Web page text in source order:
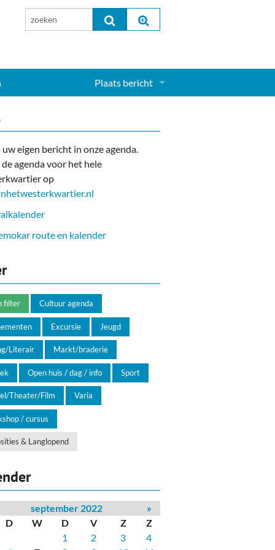
Plaats bericht
uw eigen bericht in onze agenda.
agenda voor het hele
op
route en kalender
filter Cultuur agenda
Excursie Jeugd
Literair Markt/braderie
Open huis / dag / info Sport
Theater/Film Varia
/ cursus
& Langlopend
september 2022
»
D W D V Z
Z
1
2 3
4